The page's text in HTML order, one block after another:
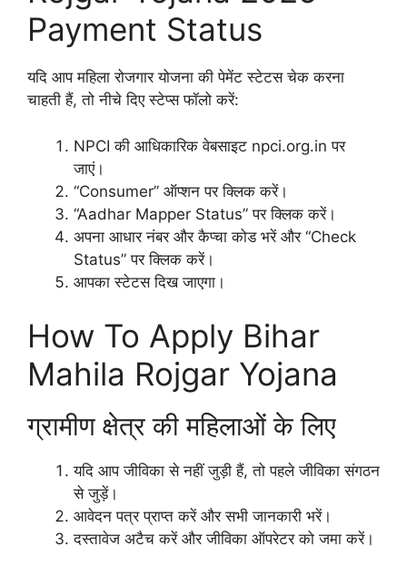
Payment Status
यदि आप महिला रोजगार योजना की पेमेंट स्टेटस चेक करना
चाहती हैं, तो नीचे दिए स्टेप्स फॉलो करें:
NPCI की आधिकारिक वेबसाइट npci.org.in पर
जाएं।
“Consumer” ऑप्शन पर क्लिक करें।
“Aadhar Mapper Status” पर क्लिक करें।
अपना आधार नंबर और कैप्चा कोड भरें और “Check
Status” पर क्लिक करें।
आपका स्टेटस दिख जाएगा।
How To Apply Bihar
Mahila Rojgar Yojana
ग्रामीण क्षेत्र की महिलाओं के लिए
यदि आप जीविका से नहीं जुड़ी हैं, तो पहले जीविका संगठन
से जुड़ें।
आवेदन पत्र प्राप्त करें और सभी जानकारी भरें।
दस्तावेज अटैच करें और जीविका ऑपरेटर को जमा करें।